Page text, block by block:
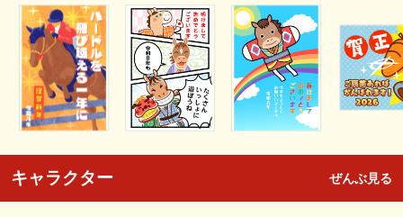
キャラクター ぜんぶ見る